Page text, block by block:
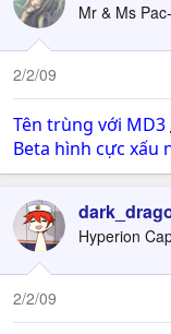
Mr & Ms
2/2/09
Tên trùng với MD3
Beta hình cực xấu
Hyperion
2/2/09